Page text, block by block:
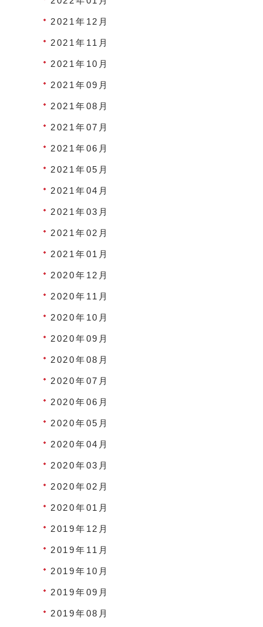
2021年12月
2021年11月
2021年10月
2021年09月
2021年08月
2021年07月
2021年06月
2021年05月
2021年04月
2021年03月
2021年02月
2021年01月
2020年12月
2020年11月
2020年10月
2020年09月
2020年08月
2020年07月
2020年06月
2020年05月
2020年04月
2020年03月
2020年02月
2020年01月
2019年12月
2019年11月
2019年10月
2019年09月
2019年08月